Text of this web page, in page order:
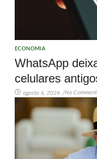
ECONOMIA
WhatsApp
celulares
agosto 6, 2026 /No